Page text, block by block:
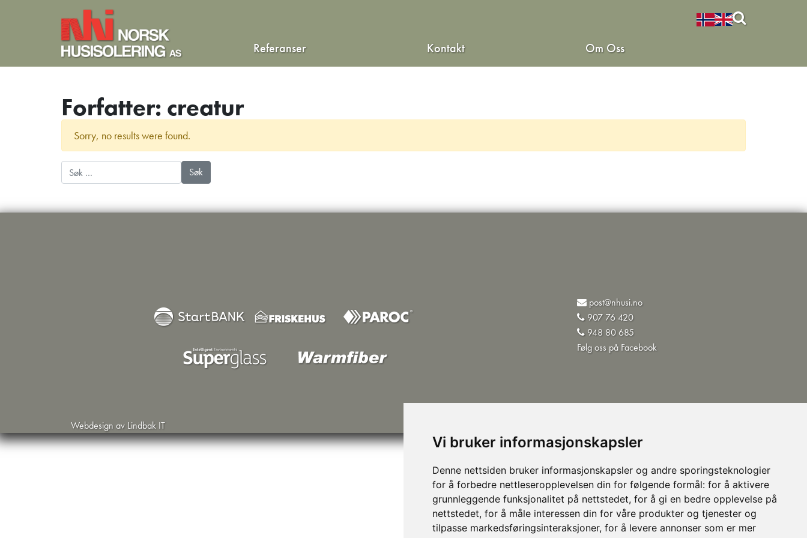
Vi bruker informasjonskapsler
Denne nettsiden bruker informasjonskapsler og andre sporingsteknologier
for å forbedre nettleseropplevelsen din for følgende formål: for å aktivere
grunnleggende funksjonalitet på nettstedet, for å gi en bedre opplevelse på
nettstedet, for å måle interessen din for våre produkter og tjenester og
tilpasse markedsføringsinteraksjoner, for å levere annonser som er mer
Referanser Kontakt Om Oss
Forfatter: creatur
Sorry, no results were found.
post@nhusi.no
907 76 420
948 80 685
Følg oss på Facebook
Webdesign av Lindbak IT